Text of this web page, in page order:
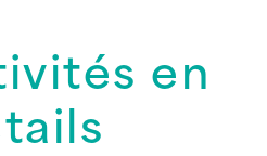
en